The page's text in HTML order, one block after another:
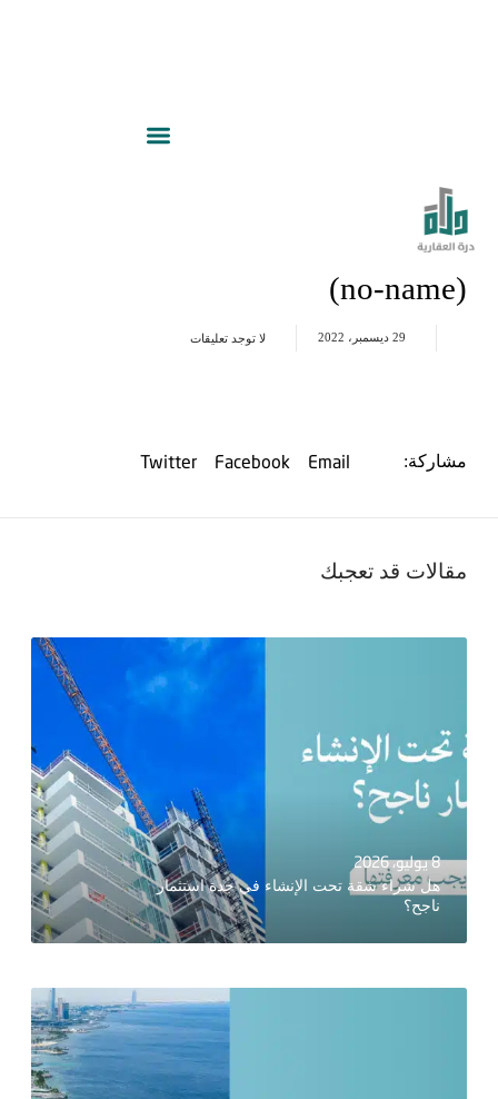
(no-name)
29 ديسمبر، 2022 لا توجد تعليقات
مشاركة: Email
Facebook
Twitter
مقالات قد تعجبك
8 يوليو، 2026
هل شراء شقة تحت الإنشاء في جدة استثمار
ناجح؟